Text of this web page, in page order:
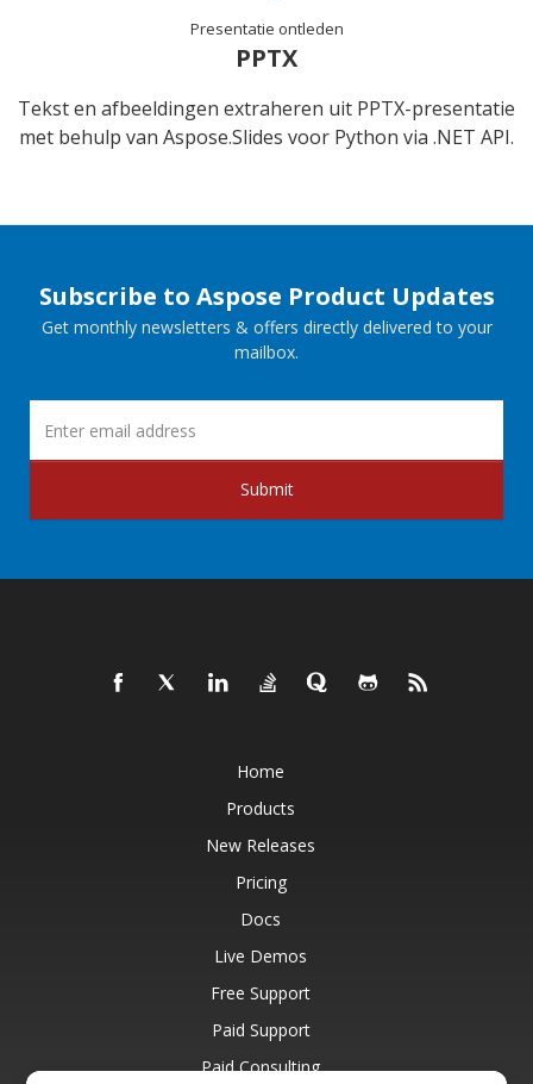
Presentatie ontleden
PPTX
Tekst en afbeeldingen extraheren uit PPTX-presentatie
met behulp van Aspose.Slides voor Python via .NET API.
Subscribe to Aspose Product Updates
Get monthly newsletters & offers directly delivered to your
mailbox.
Submit
Home
Products
New Releases
Pricing
Docs
Live Demos
Free Support
Paid Support
Paid Consulting